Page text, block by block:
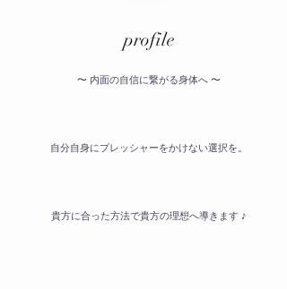
​profile
〜 内面の自信に繋がる身体へ 〜
自分自身にプレッシャーをかけない選択を。
貴方に合った方法で貴方の理想へ導きます ♪